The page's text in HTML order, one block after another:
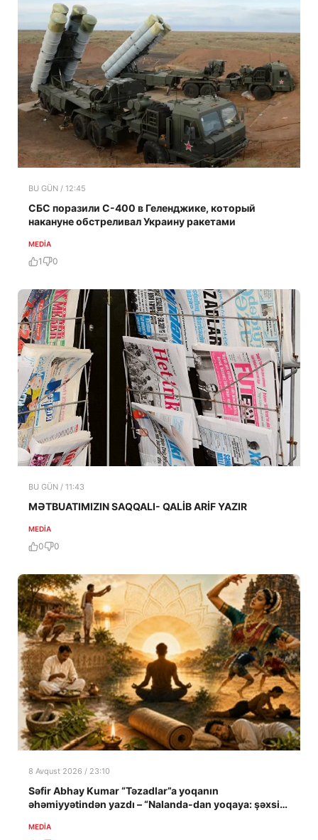
BU GÜN / 12:45
СБС поразили С-400 в Геленджике, который
накануне обстреливал Украину ракетами
MEDİA
1 0
BU GÜN / 11:43
MƏTBUATIMIZIN SAQQALI- QALİB ARİF YAZIR
MEDİA
0 0
8 Avqust 2026 / 23:10
Səfir Abhay Kumar “Təzadlar”a yoqanın
əhəmiyyətindən yazdı – “Nalanda-dan yoqaya: şəxsi
MEDİA